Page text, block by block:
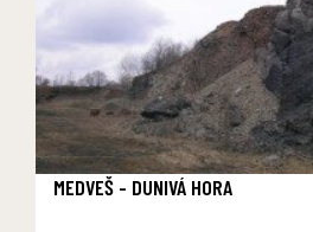
MEDVEŠ - DUNIVÁ HORA